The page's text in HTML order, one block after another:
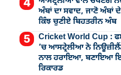
ਅੰਬਾਂ ਦਾ ਸਵਾਦ, ਜਾਣੋ ਅੰਬਾਂ
ਕਿੰਝ ਚੁਣੀਏ ਬਿਹਤਰੀਨ ਅੰਬ
Cricket World Cup :
’ਚ ਆਸਟ੍ਰੇਲੀਆ ਨੇ
ਨਾਲ ਹਰਾਇਆ, ਬਣਾਇਆ
ਰਿਕਾਰਡ